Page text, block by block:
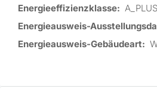
Energieeffizienzklasse: A_PLUS
Energieausweis-
Energieausweis-Gebäudeart: